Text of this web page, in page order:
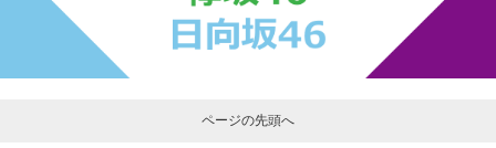
ページの先頭へ